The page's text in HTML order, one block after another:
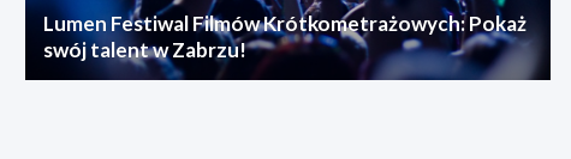
Lumen Festiwal Filmów Krótkometrażowych: Pokaż
swój talent w Zabrzu!